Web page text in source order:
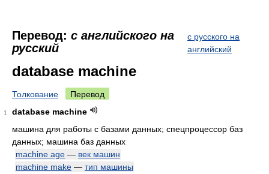
Перевод: с английского на
русский
с русского на
английский
database machine
Толкование Перевод
1
database machine
машина для работы с базами данных; спецпроцессор баз
данных; машина баз данных
machine age — век машин
machine make — тип машины